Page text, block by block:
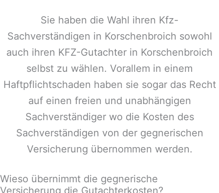
Sie haben die Wahl ihren Kfz-
Sachverständigen in Korschenbroich sowohl
auch ihren KFZ-Gutachter in Korschenbroich
selbst zu wählen. Vorallem in einem
Haftpflichtschaden haben sie sogar das Recht
auf einen freien und unabhängigen
Sachverständiger wo die Kosten des
Sachverständigen von der gegnerischen
Versicherung übernommen werden.
Wieso übernimmt die gegnerische
Versicherung die Gutachterkosten?